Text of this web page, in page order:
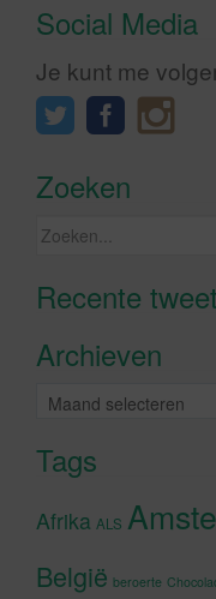
Social Media
Je kunt me
Zoeken
Zoeken
Recente Klik om
Archieven
Archieven
Tags
Afrika ALS
België beroerte